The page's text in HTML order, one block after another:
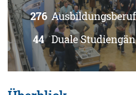
276
44 Duale